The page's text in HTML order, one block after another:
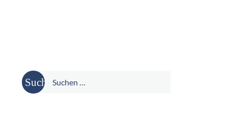
Suche
nach: